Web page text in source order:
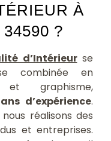
À
?
d’Intérieurse
combinée en
graphisme,
d’expérience.
nous réalisons des
et entreprises.